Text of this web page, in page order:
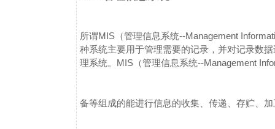
所谓MIS（管理信息系统--Management
种系统主要用于管理需要的记录，并对记录数
理系统。 MIS（管理信息系统--Management
备等组成的能进行信息的收集、传递、存贮、